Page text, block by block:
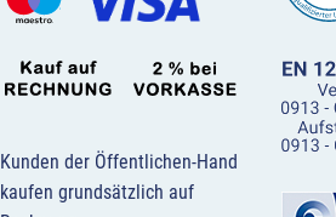
Kunden der Öffentlichen-Hand
kaufen grundsätzlich auf